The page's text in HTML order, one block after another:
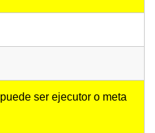
ser ejecutor o meta